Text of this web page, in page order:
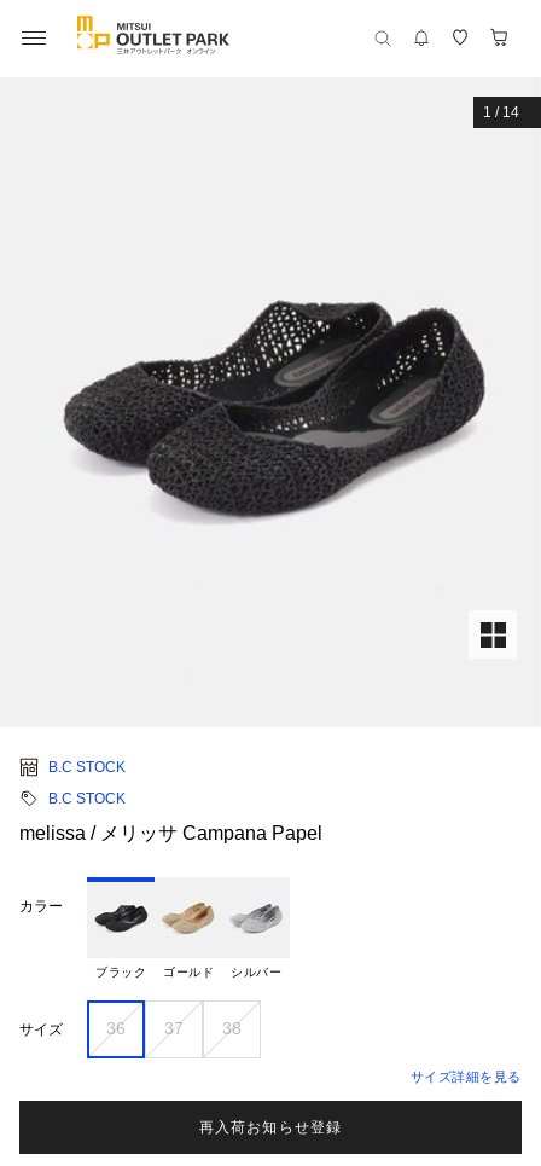
1 / 14
B.C STOCK
B.C STOCK
melissa / メリッサ Campana Papel
カラー
ブラック ゴールド シルバー
サイズ 36 37 38
サイズ詳細を見る
再入荷お知らせ登録